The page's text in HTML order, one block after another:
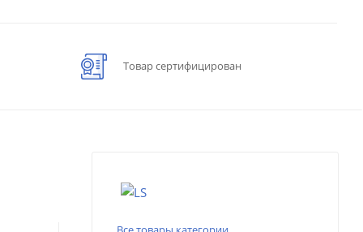
Товар сертифицирован